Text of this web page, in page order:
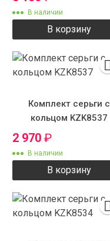
В наличии
В корзину
Комплект серьги с
кольцом KZK8537
2 970 ₽
В наличии
В корзину